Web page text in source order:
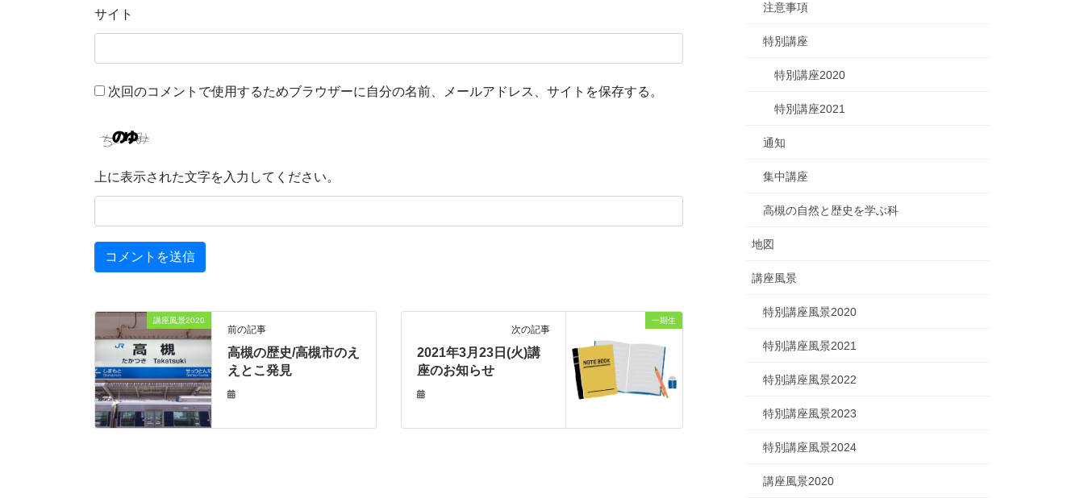
サイト
次回のコメントで使用するためブラウザーに自分の名前、メールアドレス、サイトを保存する。
上に表示された文字を入力してください。
講座風景2020
前の記事
高槻の歴史/高槻市のえ
えとこ発見
一期生
次の記事
2021年3月23日(火)講
座のお知らせ
注意事項
特別講座
特別講座2020
特別講座2021
通知
集中講座
高槻の自然と歴史を学ぶ科
地図
講座風景
特別講座風景2020
特別講座風景2021
特別講座風景2022
特別講座風景2023
特別講座風景2024
講座風景2020